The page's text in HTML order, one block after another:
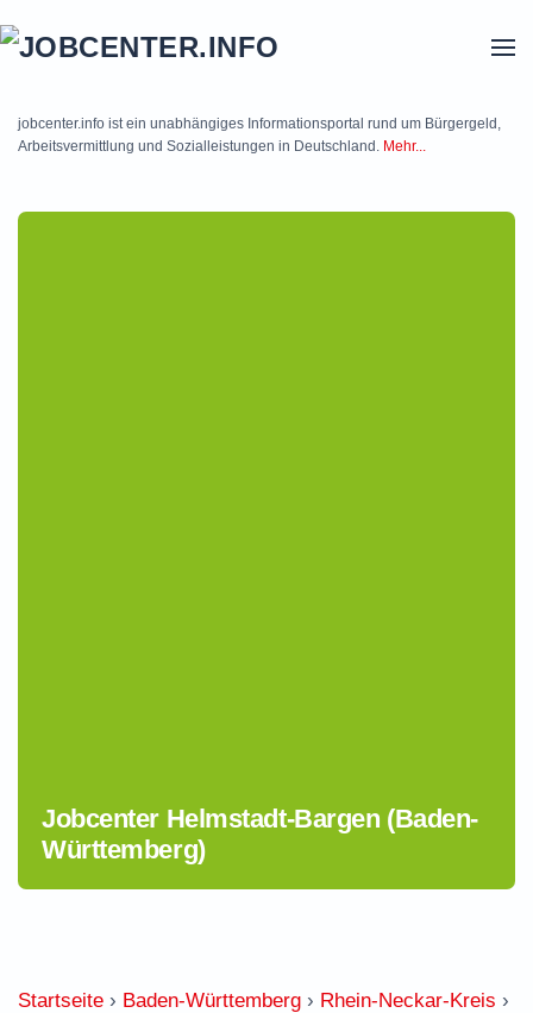
jobcenter.info ist ein unabhängiges Informationsportal rund um Bürgergeld,
Arbeitsvermittlung und Sozialleistungen in Deutschland. Mehr...
Jobcenter Helmstadt-Bargen (Baden-
Württemberg)
Startseite › Baden-Württemberg › Rhein-Neckar-Kreis ›